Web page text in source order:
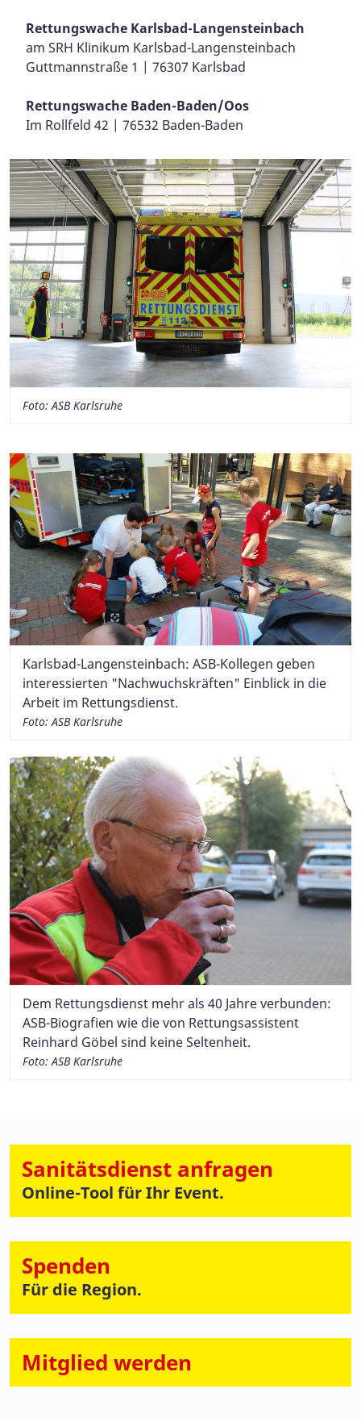
Rettungswache Karlsbad-Langensteinbach
am SRH Klinikum Karlsbad-Langensteinbach
Guttmannstraße 1 | 76307 Karlsbad
Rettungswache Baden-Baden/Oos
Im Rollfeld 42 | 76532 Baden-Baden
Foto: ASB Karlsruhe
Karlsbad-Langensteinbach: ASB-Kollegen geben
interessierten "Nachwuchskräften" Einblick in die
Arbeit im Rettungsdienst.
Foto: ASB Karlsruhe
Dem Rettungsdienst mehr als 40 Jahre verbunden:
ASB-Biografien wie die von Rettungsassistent
Reinhard Göbel sind keine Seltenheit.
Foto: ASB Karlsruhe
Sanitätsdienst anfragen
Online-Tool für Ihr Event.
Spenden
Für die Region.
Mitglied werden